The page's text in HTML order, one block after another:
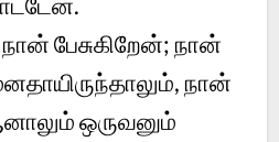
பேசுகிறேன்; நான்
நான்
ஒருவனும்